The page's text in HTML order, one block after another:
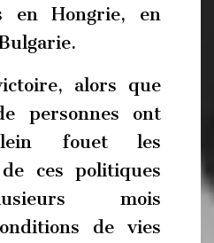
en Hongrie, en
alors que
personnes ont
fouet les
de ces politiques
mois
de vies